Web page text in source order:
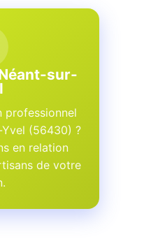
sur-
professionnel
(56430) ?
en relation
de votre